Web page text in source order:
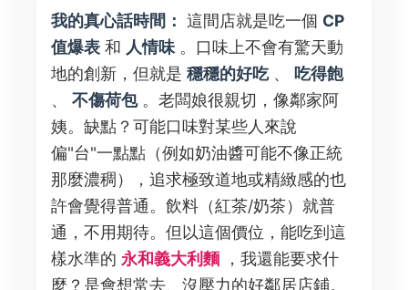
我的真心話時間： 這間店就是吃一個 CP
值爆表 和 人情味 。口味上不會有驚天動
地的創新，但就是 穩穩的好吃、 吃得飽
、 不傷荷包。老闆娘很親切，像鄰家阿
姨。缺點？可能口味對某些人來說
偏"台"一點點（例如奶油醬可能不像正統
那麼濃稠），追求極致道地或精緻感的也
許會覺得普通。飲料（紅茶/奶茶）就普
通，不用期待。但以這個價位，能吃到這
樣水準的 永和義大利麵 ，我還能要求什
麼？是會想常去、沒壓力的好鄰居店鋪。